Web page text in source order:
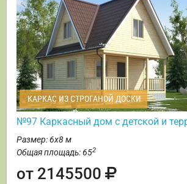
КАРКАС ИЗ СТРОГАНОЙ ДОСКИ
№97 Каркасный дом с детской и
Размер: 6х8 м
Общая площадь: 652
от 2145500